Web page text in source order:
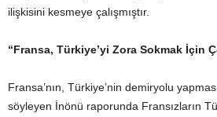
ilişkisini kesmeye çalışmıştır.
“Fransa, Türkiye’yi Zora Sokmak İçin
Fransa’nın, Türkiye’nin demiryolu
söyleyen İnönü raporunda Fransızların